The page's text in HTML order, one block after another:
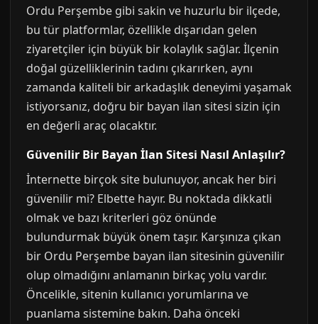
Ordu Perşembe gibi sakin ve huzurlu bir ilçede,
bu tür platformlar, özellikle dışarıdan gelen
ziyaretçiler için büyük bir kolaylık sağlar. İlçenin
doğal güzelliklerinin tadını çıkarırken, aynı
zamanda kaliteli bir arkadaşlık deneyimi yaşamak
istiyorsanız, doğru bir bayan ilan sitesi sizin için
en değerli araç olacaktır.
Güvenilir Bir Bayan İlan Sitesi Nasıl Anlaşılır?
İnternette birçok site bulunuyor, ancak her biri
güvenilir mi? Elbette hayır. Bu noktada dikkatli
olmak ve bazı kriterleri göz önünde
bulundurmak büyük önem taşır. Karşınıza çıkan
bir Ordu Perşembe bayan ilan sitesinin güvenilir
olup olmadığını anlamanın birkaç yolu vardır.
Öncelikle, sitenin kullanıcı yorumlarına ve
puanlama sistemine bakın. Daha önceki